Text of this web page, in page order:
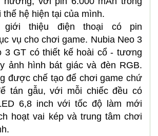
thế hệ hiện tại của mình.
giới thiệu điện thoại có pin
vụ cho chơi game. Nubia Neo 3
3 GT có thiết kế hoài cổ - tương
ảnh hình bát giác và đèn RGB.
được chế tạo để chơi game chứ
tán gẫu, với mỗi chiếc đều có
6,8 inch với tốc độ làm mới
hoạt vai kép và trung tâm chơi